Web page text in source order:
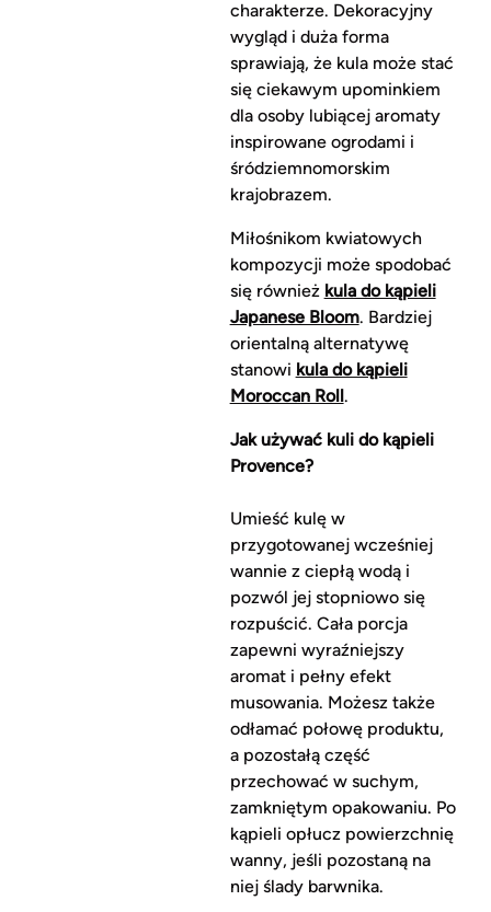
charakterze. Dekoracyjny
wygląd i duża forma
sprawiają, że kula może stać
się ciekawym upominkiem
dla osoby lubiącej aromaty
inspirowane ogrodami i
śródziemnomorskim
krajobrazem.
Miłośnikom kwiatowych
kompozycji może spodobać
się również kula do kąpieli
Japanese Bloom. Bardziej
orientalną alternatywę
stanowi kula do kąpieli
Moroccan Roll.
Jak używać kuli do kąpieli
Provence?
Umieść kulę w
przygotowanej wcześniej
wannie z ciepłą wodą i
pozwól jej stopniowo się
rozpuścić. Cała porcja
zapewni wyraźniejszy
aromat i pełny efekt
musowania. Możesz także
odłamać połowę produktu,
a pozostałą część
przechować w suchym,
zamkniętym opakowaniu. Po
kąpieli opłucz powierzchnię
wanny, jeśli pozostaną na
niej ślady barwnika.